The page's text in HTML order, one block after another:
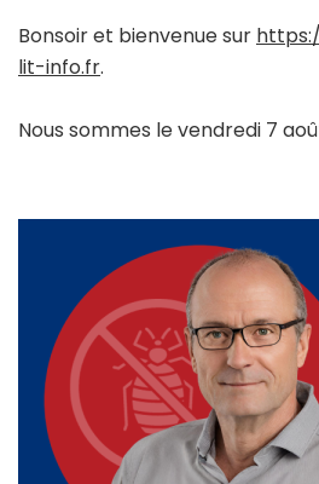
Bonsoir et bienvenue sur
lit-info.fr.
Nous sommes le vendredi 7